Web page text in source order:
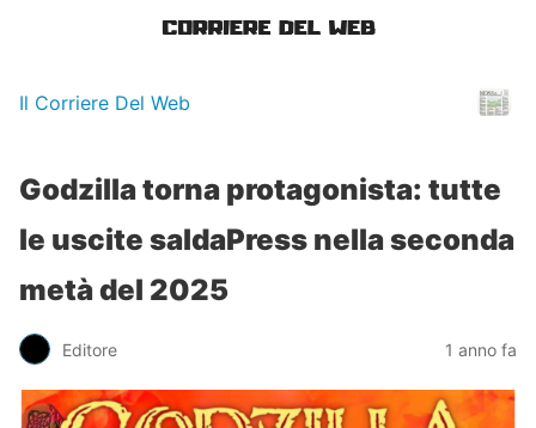
Il Corriere Del Web
Godzilla torna protagonista: tutte
le uscite saldaPress nella seconda
metà del 2025
Editore 1 anno fa